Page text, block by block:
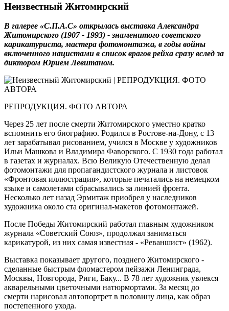
Неизвестный Житомирский
В галерее «С.П.А.С» открылась выставка Александра
Житомирского (1907 - 1993) - знаменитого советского
карикатуриста, мастера фотомонтажа, в годы войны
включенного нацистами в список врагов рейха сразу вслед за
диктором Юрием Левитаном.
РЕПРОДУКЦИЯ. ФОТО АВТОРА
Через 25 лет после смерти Житомирского уместно кратко
вспомнить его биографию. Родился в Ростове-на-Дону, с 13
лет зарабатывал рисованием, учился в Москве у художников
Ильи Машкова и Владимира Фаворского. С 1930 года работал
в газетах и журналах. Всю Великую Отечественную делал
фотомонтажи для пропагандистского журнала и листовок
«Фронтовая иллюстрация», которые печатались на немецком
языке и самолетами сбрасывались за линией фронта.
Несколько лет назад Эрмитаж приобрел у наследников
художника около ста оригинал-макетов фотомонтажей.
После Победы Житомирский работал главным художником
журнала «Советский Союз», продолжал заниматься
карикатурой, из них самая известная - «Реваншист» (1962).
Выставка показывает другого, позднего Житомирского -
сделанные быстрым фломастером пейзажи Ленинграда,
Москвы, Новгорода, Риги, Баку... В 78 лет художник увлекся
акварельными цветочными натюрмортами. За месяц до
смерти нарисовал автопортрет в половину лица, как образ
постепенного ухода.